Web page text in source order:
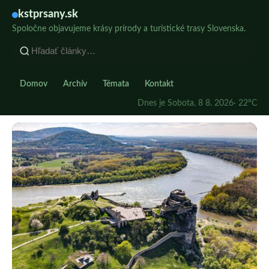
kstprsany.sk
Spoločne objavujeme krásy prírody a turistické trasy Slovenska.
Domov Archív Témata Kontakt
Dnes je Sobota, 8 8. 2026· 22°C